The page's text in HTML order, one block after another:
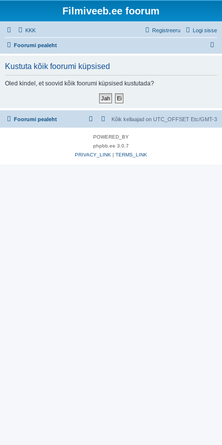
Filmiveeb.ee foorum
KKK Logi sisse
Registreeru
Foorumi pealeht
Kustuta kõik foorumi küpsised
Oled kindel, et soovid kõik foorumi küpsised kustutada?
Foorumi pealeht Kõik kellaajad on UTC_OFFSET Etc/GMT-3
POWERED_BY
phpbb.ee 3.0.7
PRIVACY_LINK | TERMS_LINK